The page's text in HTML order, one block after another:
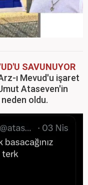
SAVUNUYOR
ı Mevud'u işaret
Ataseven'in
oldu.